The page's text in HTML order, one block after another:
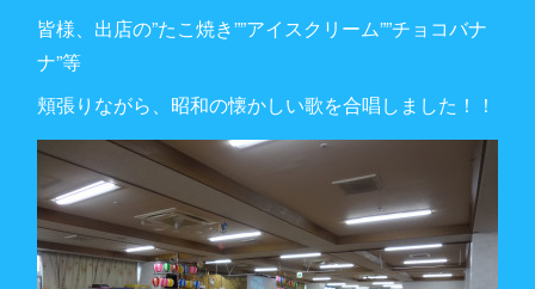
皆様、出店の”たこ焼き””アイスクリーム””チョコバナ
ナ”等
頬張りながら、昭和の懐かしい歌を合唱しました！！